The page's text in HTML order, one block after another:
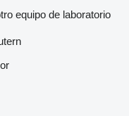
equipo de laboratorio